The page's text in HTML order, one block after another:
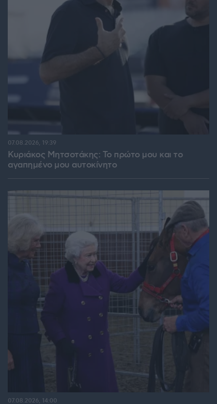
Κυριάκος Μητσοτάκης: Το πρώτο μου και το
αγαπημένο μου αυτοκίνητο
07.08.2026, 19:39
07.08.2026, 14:00